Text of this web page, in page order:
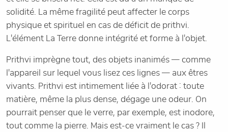
solidité. La même fragilité peut affecter le corps
physique et spirituel en cas de déficit de prithvi.
L'élément La Terre donne intégrité et forme à l'objet.
Prithvi imprègne tout, des objets inanimés — comme
l'appareil sur lequel vous lisez ces lignes — aux êtres
vivants. Prithvi est intimement liée à l'odorat : toute
matière, même la plus dense, dégage une odeur. On
pourrait penser que le verre, par exemple, est inodore,
tout comme la pierre. Mais est-ce vraiment le cas ? Il